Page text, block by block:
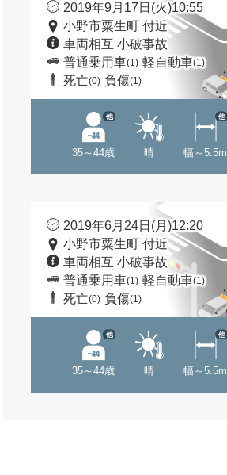
2019年9月17日(火)10:55
小野市粟生町 付近
車両相互 小破事故
普通乗用車(1) 軽自動車(1)
死亡(0) 負傷(1)
35～44歳
他
晴 幅～5.5m
他
2019年6月24日(月)12:20
小野市粟生町 付近
車両相互 小破事故
普通乗用車(1) 軽自動車(1)
死亡(0) 負傷(1)
35～44歳
他
晴 幅～5.5m
他